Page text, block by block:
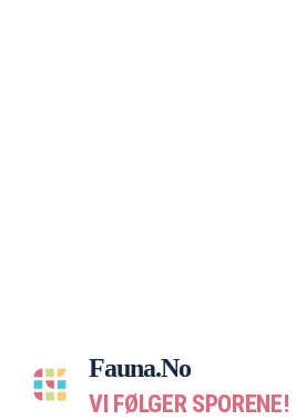
Fauna.no
VI FØLGER SPORENE!